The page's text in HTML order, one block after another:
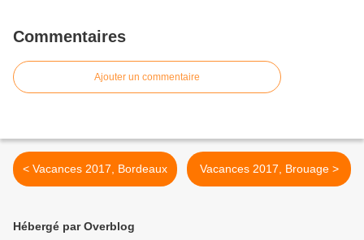
Commentaires
Ajouter un commentaire
< Vacances 2017, Bordeaux Vacances 2017, Brouage >
Hébergé par Overblog